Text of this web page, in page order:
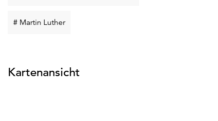
# Martin LutherSchlüsselwort
Kartenansicht